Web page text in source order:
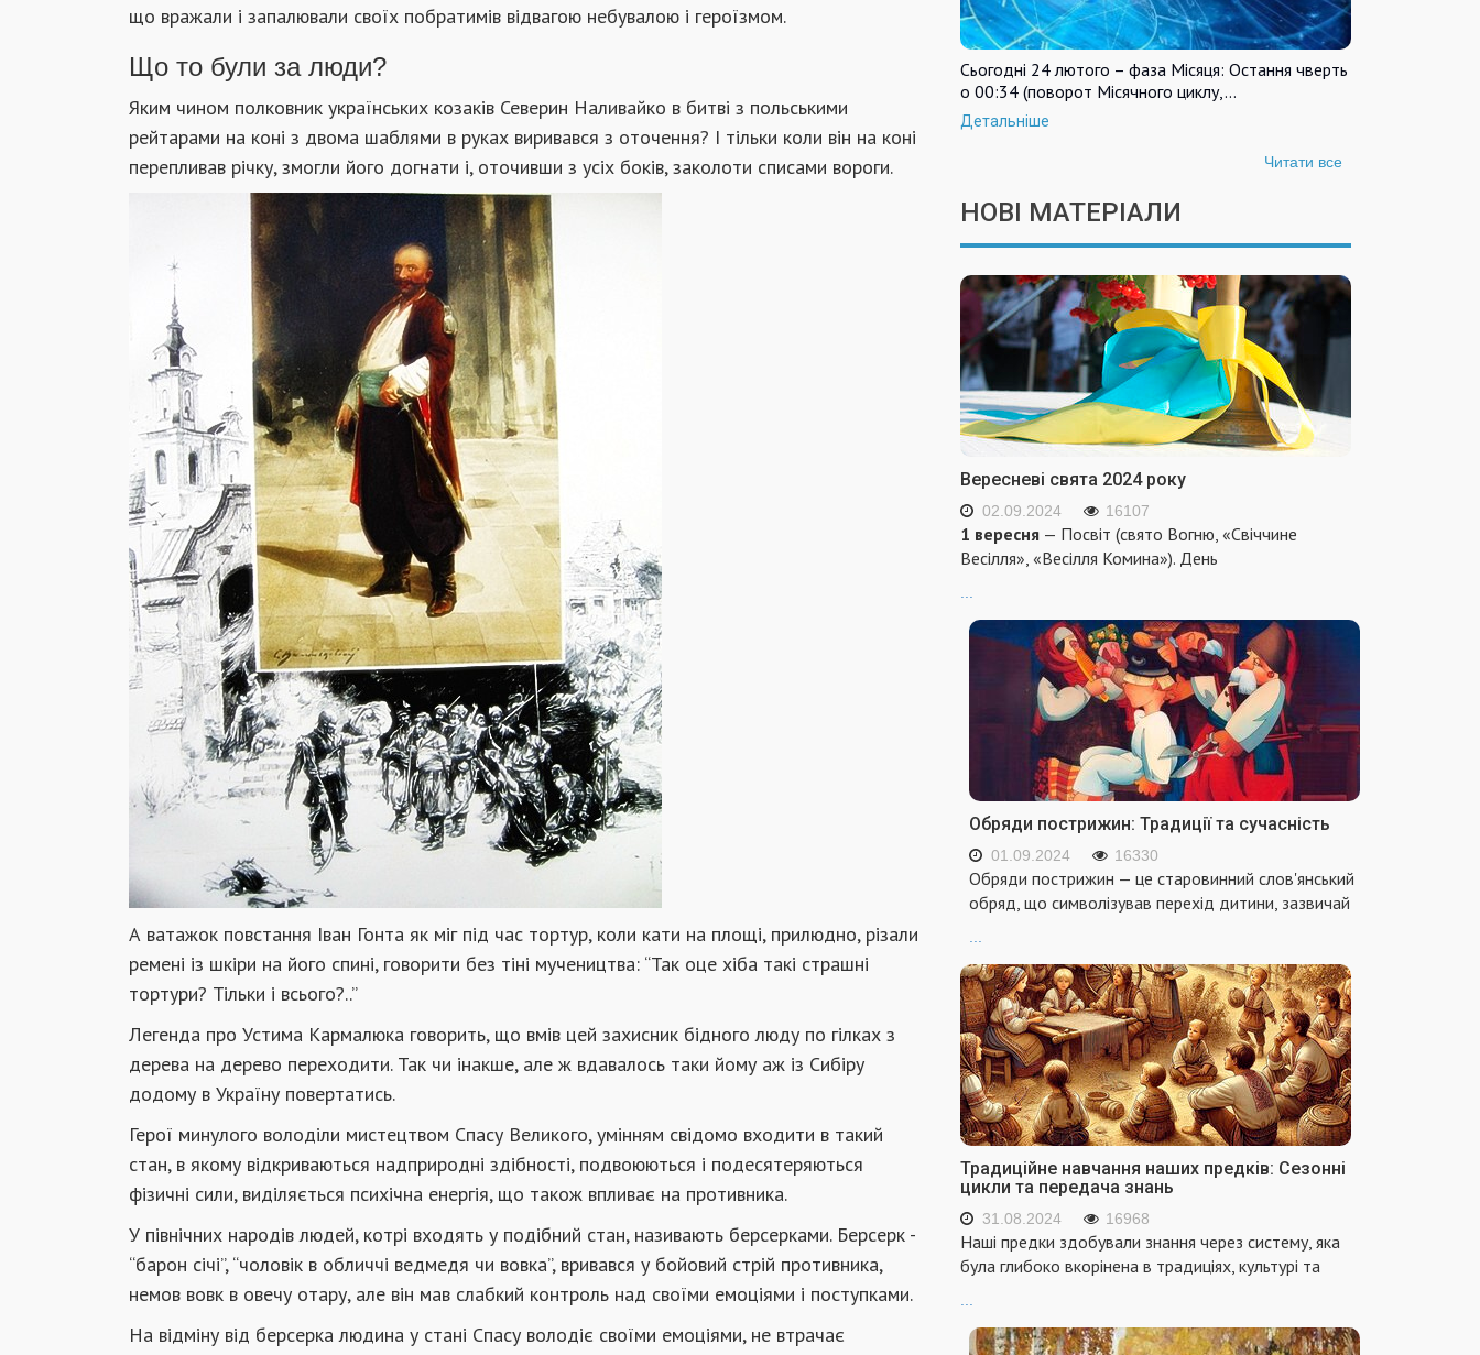
що вражали і запалювали своїх побратимів відвагою небувалою і героїзмом.
Що то були за люди?
Яким чином полковник українських козаків Северин Наливайко в битві з польськими
рейтарами на коні з двома шаблями в руках виривався з оточення? І тільки коли він на коні
перепливав річку, змогли його догнати і, оточивши з усіх боків, заколоти списами вороги.
А ватажок повстання Іван Гонта як міг під час тортур, коли кати на площі, прилюдно, різали
ремені із шкіри на його спині, говорити без тіні мучеництва: “Так оце хіба такі страшні
тортури? Тільки і всього?..”
Легенда про Устима Кармалюка говорить, що вмів цей захисник бідного люду по гілках з
дерева на дерево переходити. Так чи інакше, але ж вдавалось таки йому аж із Сибіру
додому в Україну повертатись.
Герої минулого володіли мистецтвом Спасу Великого, умінням свідомо входити в такий
стан, в якому відкриваються надприродні здібності, подвоюються і подесятеряються
фізичні сили, виділяється психічна енергія, що також впливає на противника.
У північних народів людей, котрі входять у подібний стан, називають берсерками. Берсерк -
“барон січі”, “чоловік в обличчі ведмедя чи вовка”, вривався у бойовий стрій противника,
немов вовк в овечу отару, але він мав слабкий контроль над своїми емоціями і поступками.
На відміну від берсерка людина у стані Спасу володіє своїми емоціями, не втрачає
Сьогодні 24 лютого – фаза Місяця: Остання чверть
о 00:34 (поворот Місячного циклу,…
Детальніше
Читати все
НОВІ МАТЕРІАЛИ
Вересневі свята 2024 року
02.09.2024 16107
1 вересня — Посвіт (свято Вогню, «Свіччине
Весілля», «Весілля Комина»). День
...
Обряди пострижин: Традиції та сучасність
01.09.2024 16330
Обряди пострижин — це старовинний слов'янський
обряд, що символізував перехід дитини, зазвичай
...
Традиційне навчання наших предків: Сезонні
цикли та передача знань
31.08.2024 16968
Наші предки здобували знання через систему, яка
була глибоко вкорінена в традиціях, культурі та
...